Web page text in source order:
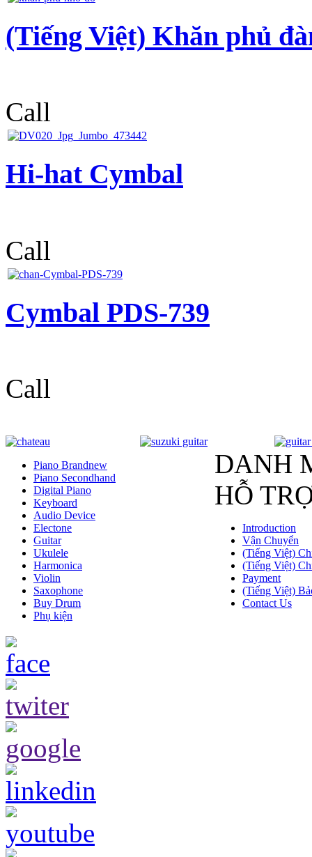
(Tiếng Việt) Khăn phủ
Call
Hi-hat Cymbal
Call
Cymbal PDS-739
Call
DANH
Piano Brandnew
Piano Secondhand
Digital Piano
Keyboard
Audio Device
Electone
Guitar
Ukulele
Harmonica
Violin
Saxophone
Buy Drum
Phụ kiện
HỖ
Introduction
Vận Chuyển
(Tiếng Việt)
(Tiếng Việt)
Payment
(Tiếng Việt)
Contact Us